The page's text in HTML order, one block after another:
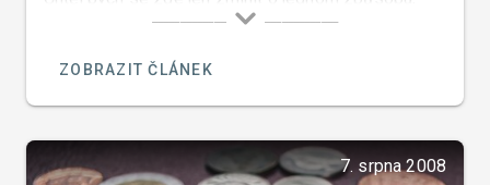
jakým se bakterie množí.
ZOBRAZIT ČLÁNEK
7. srpna 2008